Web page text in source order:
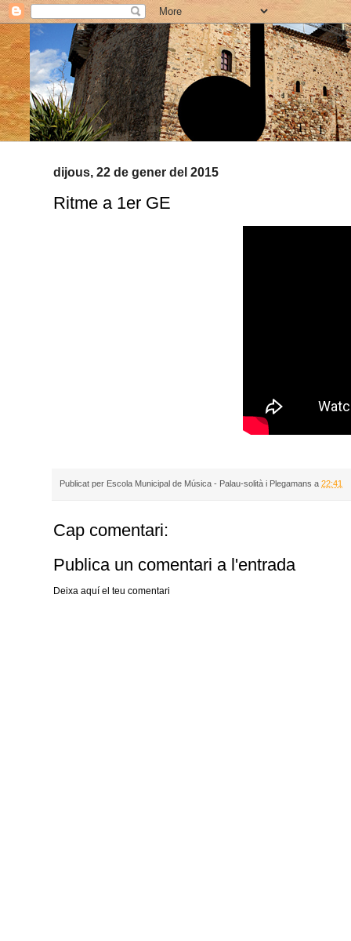
dijous, 22 de gener del 2015
Ritme a 1er GE
Publicat per Escola Municipal de Música - Palau-solità i Plegamans a 22:41
Cap comentari:
Publica un comentari a l'entrada
Deixa aquí el teu comentari